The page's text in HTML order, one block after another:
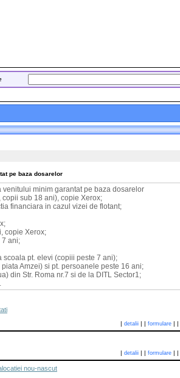
pe baza dosarelor
minim garantat pe baza dosarelor
sub 18 ani), copie Xerox;
financiara in cazul vizei de flotant;
copie Xerox;
7 ani;
pt. elevi (copiii peste 7 ani);
Amzei) si pt. persoanele peste 16 ani;
din Str. Roma nr.7 si de la DITL Sector1;
| detalii| | formulare| |
| detalii| | formulare| |
nou-nascut